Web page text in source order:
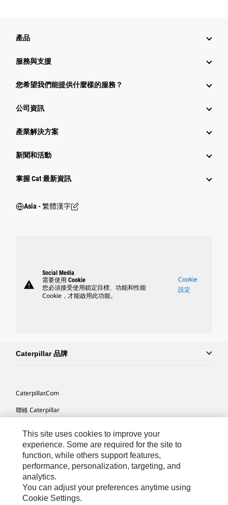
產品
服務與支援
您希望我們能提供什麼樣的服務？
公司資訊
產業解決方案
新聞和活動
掌握 Cat 最新資訊
Asia - 繁體漢字
warning
Social Media
需要使用 Cookie
您必須接受使用鎖定目標、功能和性能
Cookie，才能啟用此功能。
Cookie
設定
Caterpillar 品牌
Caterpillar.com
聯絡 Caterpillar
網站地圖
Cookie Settings
法律
隱私權
This site uses cookies to improve your
experience. Some are required for the site to
function, while others support features,
performance, personalization, targeting, and
analytics.
You can adjust your preferences anytime using
Cookie Settings.